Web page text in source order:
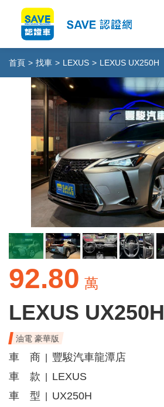
首頁 > 找車 > LEXUS > LEXUS UX250H
92.80 萬
LEXUS UX250H
油電 豪華版
車 商
豐駿汽車龍潭店
車 款
LEXUS
車 型
UX250H